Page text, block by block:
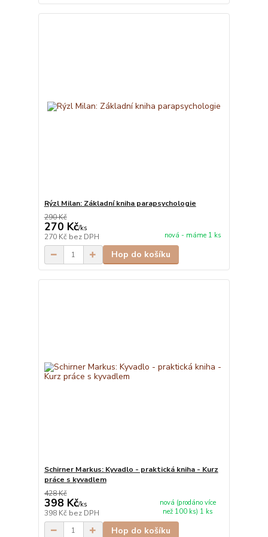
Rýzl Milan: Základní kniha parapsychologie
290 Kč
270 Kč/ks
270 Kč bez DPH nová - máme 1 ks
Hop do košíku
Schirner Markus: Kyvadlo - praktická kniha - Kurz
práce s kyvadlem
428 Kč
398 Kč/ks
398 Kč bez DPH
nová (prodáno více
než 100 ks) 1 ks
Hop do košíku